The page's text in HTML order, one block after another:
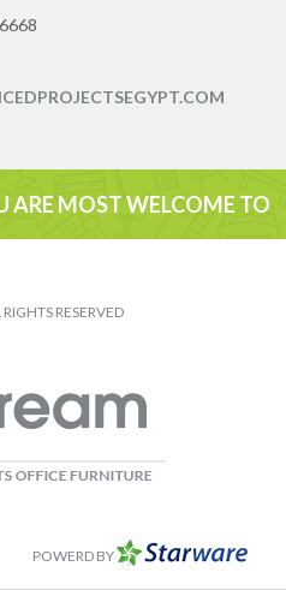
ARE MOST WELCOME TO
RESERVED
POWERD BY